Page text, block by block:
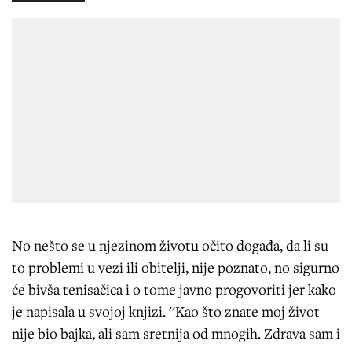
No nešto se u njezinom životu očito događa, da li su
to problemi u vezi ili obitelji, nije poznato, no sigurno
će bivša tenisačica i o tome javno progovoriti jer kako
je napisala u svojoj knjizi. ''Kao što znate moj život
nije bio bajka, ali sam sretnija od mnogih. Zdrava sam i